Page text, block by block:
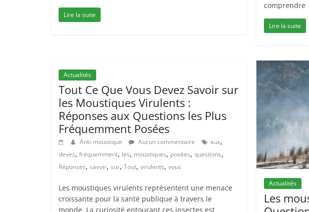
Lire la suite
comprendre
Lire la suite
Actualités
Tout Ce Que Vous Devez Savoir sur
les Moustiques Virulents :
Réponses aux Questions les Plus
Fréquemment Posées
Anti-moustique Aucun commentaire aux,
devez, fréquemment, les, moustiques, posées, questions,
Réponses, savoir, sur, Tout, virulents, vous
Les moustiques virulents représentent une menace
croissante pour la santé publique à travers le
monde. La curiosité entourant ces insectes est
Actualités
Les